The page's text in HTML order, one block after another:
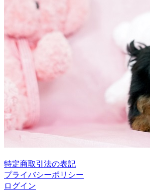
特定商取引法の表記
プライバシーポリシー
ログイン